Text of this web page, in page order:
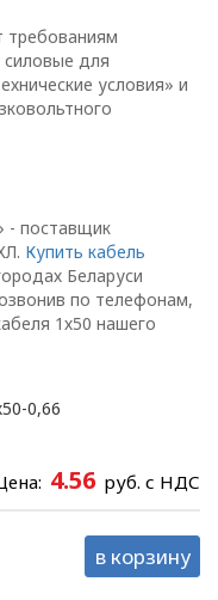
требованиям
для
условия» и
поставщик
Купить кабель
Беларуси
по телефонам,
1х50 нашего
0,66
4.56 руб. с НДС
в корзину
с